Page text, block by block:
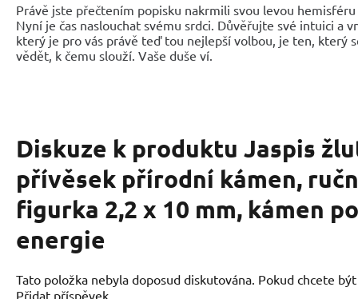
Právě jste přečtením popisku nakrmili svou levou
Nyní je čas naslouchat svému srdci. Důvěřujte své intuici a
který je pro vás právě teď tou nejlepší volbou, je ten, který
vědět, k čemu slouží. Vaše duše ví.
Diskuze k produktu Jaspis
přívěsek přírodní kámen,
figurka 2,2 x 10 mm, kámen
energie
Tato položka nebyla doposud diskutována. Pokud chcete
Přidat příspěvek